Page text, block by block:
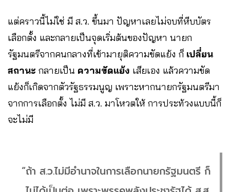
แต่คราวนี้ไม่ใช่ มี ส.ว. ขึ้นมา ปัญหาเลยไม่จบที่หีบบัตร
เลือกตั้ง และกลายเป็นจุดเริ่มต้นของปัญหา นายก
รัฐมนตรีจากคนกลางที่เข้ามายุติความขัดแย้ง ก็ เปลี่ยน
สถานะ กลายเป็น ความขัดแย้ง เสียเอง แล้วความขัด
แย้งก็เกิดจากตัวรัฐธรรมนูญ เพราะหากนายกรัฐมนตรีมา
จากการเลือกตั้ง ไม่มี ส.ว. มาโหวตให้ การประท้วงแบบนี้ก็
จะไม่มี
“ถ้า ส.ว.ไม่มีอำนาจในการเลือกนายกรัฐมนตรี ก็